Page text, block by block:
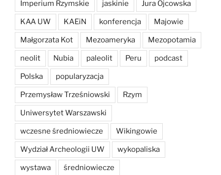
Imperium Rzymskie jaskinie Jura Ojcowska
KAA UW KAEiN konferencja Majowie
Małgorzata Kot Mezoameryka Mezopotamia
neolit Nubia paleolit Peru podcast
Polska popularyzacja
Przemysław Trześniowski Rzym
Uniwersytet Warszawski
wczesne średniowiecze Wikingowie
Wydział Archeologii UW wykopaliska
wystawa średniowiecze